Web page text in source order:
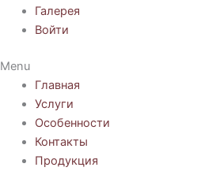
Галерея
Войти
Menu
Главная
Услуги
Особенности
Контакты
Продукция